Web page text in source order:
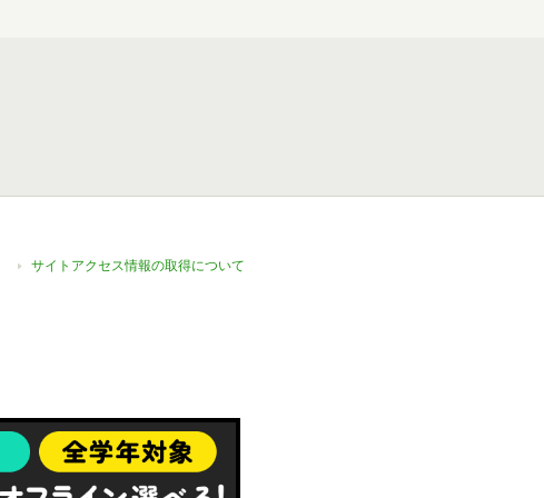
サイトアクセス情報の取得について